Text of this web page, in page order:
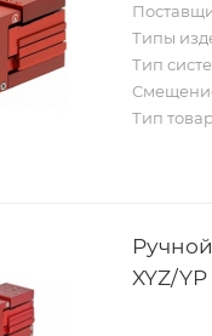
Типы
Тип
Тип
XYZ/YP